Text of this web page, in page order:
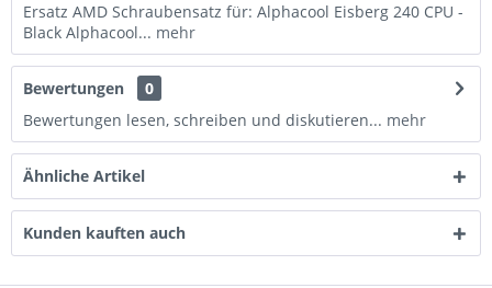
Ersatz AMD Schraubensatz für: Alphacool Eisberg 240 CPU -
Black Alphacool... mehr
Bewertungen
0
Bewertungen lesen, schreiben und diskutieren... mehr
Ähnliche Artikel
Kunden kauften auch